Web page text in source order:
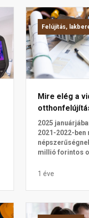
Felújítás,
Mire elég a
2025
2021-2022-ben
millió forintos
1 éve